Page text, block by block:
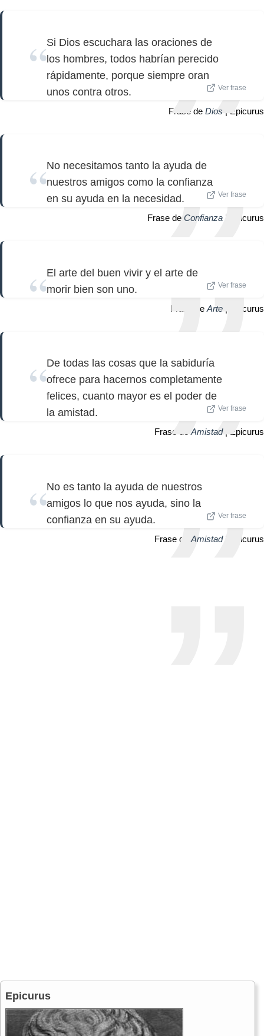
Si Dios escuchara las oraciones de
los hombres, todos habrían perecido
rápidamente, porque siempre oran
unos contra otros.
Ver frase
Frase de Dios | Epicurus
No necesitamos tanto la ayuda de
nuestros amigos como la confianza
en su ayuda en la necesidad.
Ver frase
Frase de Confianza | Epicurus
El arte del buen vivir y el arte de
morir bien son uno.
Ver frase
Frase de Arte | Epicurus
De todas las cosas que la sabiduría
ofrece para hacernos completamente
felices, cuanto mayor es el poder de
la amistad.
Ver frase
Frase de Amistad| Epicurus
No es tanto la ayuda de nuestros
amigos lo que nos ayuda, sino la
confianza en su ayuda.
Ver frase
Frase de Amistad| Epicurus
Epicurus